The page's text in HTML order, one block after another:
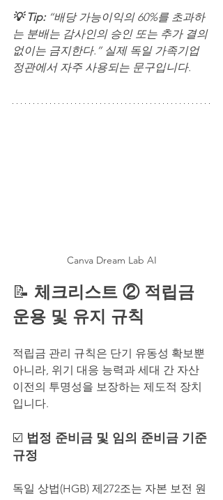
💡 Tip: “배당 가능이익의 60%를 초과하
는 분배는 감사인의 승인 또는 추가 결의
없이는 금지한다.” 실제 독일 가족기업
정관에서 자주 사용되는 문구입니다.
Canva Dream Lab AI
📝 체크리스트 ② 적립금
운용 및 유지 규칙
적립금 관리 규칙은 단기 유동성 확보뿐
아니라, 위기 대응 능력과 세대 간 자산
이전의 투명성을 보장하는 제도적 장치
입니다.
☑️ 법정 준비금 및 임의 준비금 기준
규정
독일 상법(HGB) 제272조는 자본 보전 원